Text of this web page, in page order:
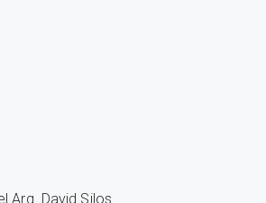
Arq. David Silos.